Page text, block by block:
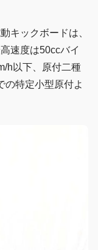
キックボードは、
速度は50ccバイ
h以下、原付二種
の特定小型原付よ